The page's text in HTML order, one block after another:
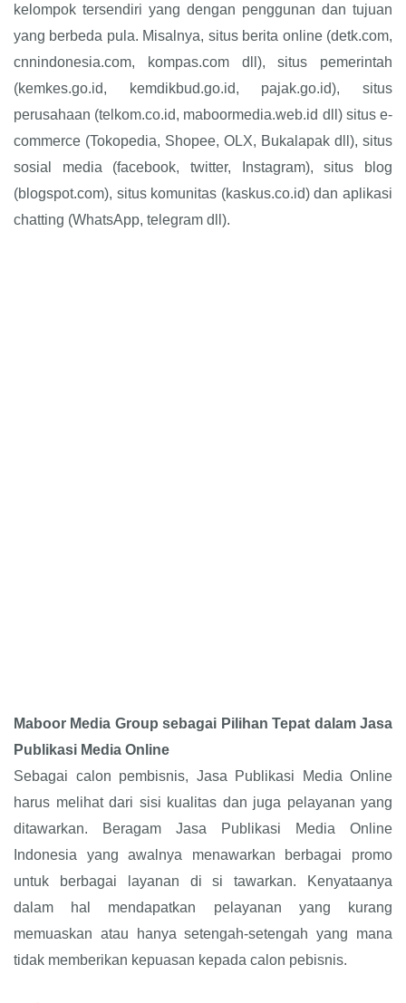
kelompok tersendiri yang dengan penggunan dan tujuan
yang berbeda pula. Misalnya, situs berita online (detk.com,
cnnindonesia.com, kompas.com dll), situs pemerintah
(kemkes.go.id, kemdikbud.go.id, pajak.go.id), situs
perusahaan (telkom.co.id, maboormedia.web.id dll) situs e-
commerce (Tokopedia, Shopee, OLX, Bukalapak dll), situs
sosial media (facebook, twitter, Instagram), situs blog
(blogspot.com), situs komunitas (kaskus.co.id) dan aplikasi
chatting (WhatsApp, telegram dll).
Maboor Media Group sebagai Pilihan Tepat dalam Jasa
Publikasi Media Online
Sebagai calon pembisnis, Jasa Publikasi Media Online
harus melihat dari sisi kualitas dan juga pelayanan yang
ditawarkan. Beragam Jasa Publikasi Media Online
Indonesia yang awalnya menawarkan berbagai promo
untuk berbagai layanan di si tawarkan. Kenyataanya
dalam hal mendapatkan pelayanan yang kurang
memuaskan atau hanya setengah-setengah yang mana
tidak memberikan kepuasan kepada calon pebisnis.